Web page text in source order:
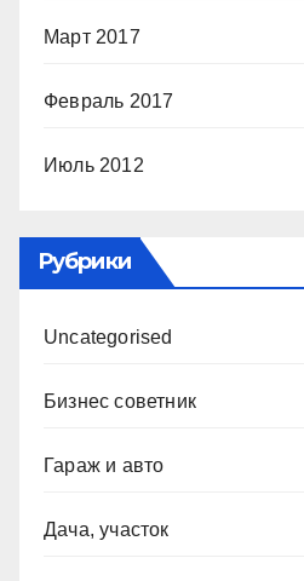
Март 2017
Февраль 2017
Июль 2012
Рубрики
Uncategorised
Бизнес советник
Гараж и авто
Дача, участок